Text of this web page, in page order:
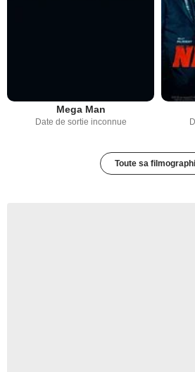
Mega Man
Date de sortie inconnue
Toute sa